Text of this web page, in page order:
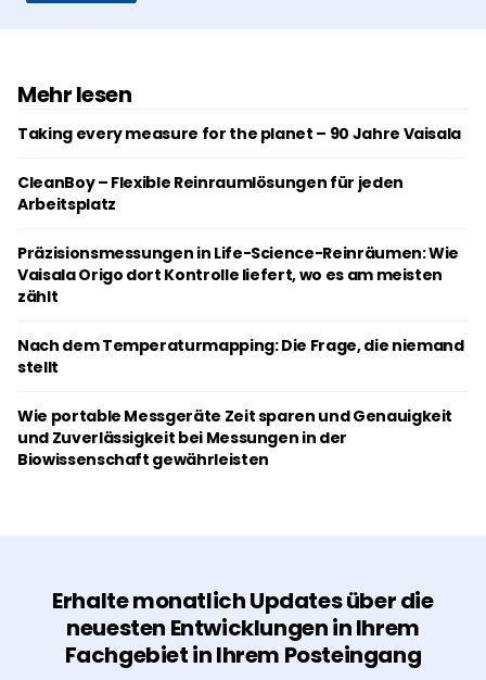
Mehr lesen
Taking every measure for the planet – 90 Jahre Vaisala
CleanBoy – Flexible Reinraumlösungen für jeden
Arbeitsplatz
Präzisionsmessungen in Life-Science-Reinräumen: Wie
Vaisala Origo dort Kontrolle liefert, wo es am meisten
zählt
Nach dem Temperaturmapping: Die Frage, die niemand
stellt
Wie portable Messgeräte Zeit sparen und Genauigkeit
und Zuverlässigkeit bei Messungen in der
Biowissenschaft gewährleisten
Erhalte monatlich Updates über die
neuesten Entwicklungen in Ihrem
Fachgebiet in Ihrem Posteingang